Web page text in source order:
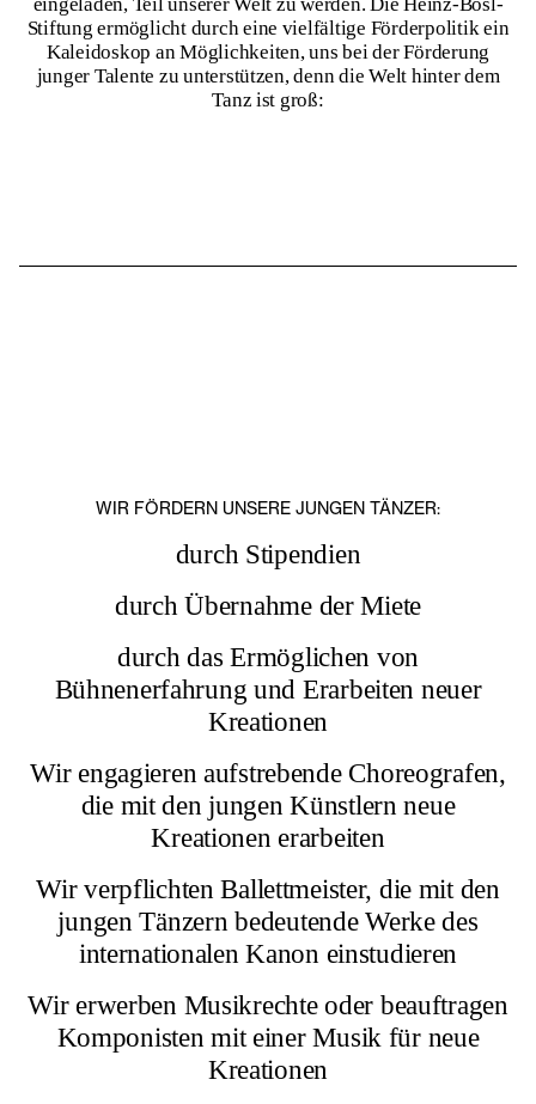
Stiftung ermöglicht durch eine vielfältige Förderpolitik ein
Kaleidoskop an Möglichkeiten, uns bei der Förderung
junger Talente zu unterstützen, denn die Welt hinter dem
Tanz ist groß:
WIR FÖRDERN UNSERE JUNGEN TÄNZER:
durch Stipendien
durch Übernahme der Miete
durch das Ermöglichen von
Bühnenerfahrung und Erarbeiten neuer
Kreationen
Wir engagieren aufstrebende Choreografen,
die mit den jungen Künstlern neue
Kreationen erarbeiten
Wir verpflichten Ballettmeister, die mit den
jungen Tänzern bedeutende Werke des
internationalen Kanon einstudieren
Wir erwerben Musikrechte oder beauftragen
Komponisten mit einer Musik für neue
Kreationen